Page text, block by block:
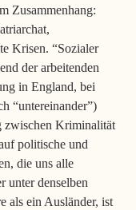
Zusammenhang:
Krisen. “Sozialer
der arbeitenden
in England, bei
“untereinander”)
zwischen Kriminalität
politische und
die uns alle
unter denselben
als ein Ausländer, ist